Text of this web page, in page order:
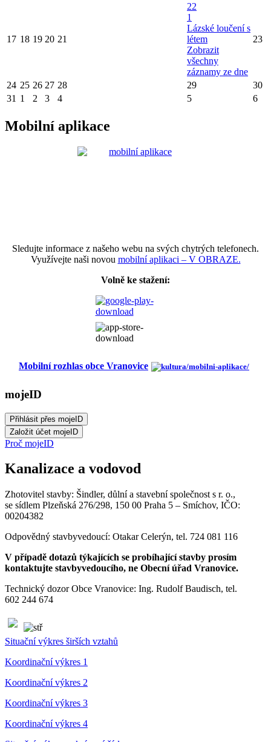
17 18 19 20 21
22
1
Lázské loučení s
létem
Zobrazit
všechny
záznamy ze dne
23
24 25 26 27 28 29
30
31 1 2 3 4 5 6
Mobilní aplikace
Sledujte informace z našeho webu na svých chytrých telefonech.
Využívejte naši novou mobilní aplikaci – V OBRAZE.
Volně ke stažení:
Mobilní rozhlas obce Vranovice
mojeID
Proč mojeID
Kanalizace a vodovod
Zhotovitel stavby: Šindler, důlní a stavební společnost s r. o.,
se sídlem Plzeňská 276/298, 150 00 Praha 5 – Smíchov, IČO:
00204382
Odpovědný stavbyvedoucí: Otakar Celerýn, tel. 724 081 116
V případě dotazů týkajících se probíhající stavby prosím
kontaktujte stavbyvedoucího, ne Obecní úřad Vranovice.
Technický dozor Obce Vranovice: Ing. Rudolf Baudisch, tel.
602 244 674
Situační výkres širších vztahů
Koordinační výkres 1
Koordinační výkres 2
Koordinační výkres 3
Koordinační výkres 4